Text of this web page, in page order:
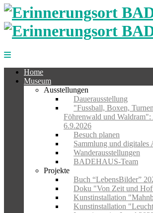
Home
Museum
Ausstellungen
Dauerausstellung
"Fussball, Boxen,
Föhrenwald und Waldram":
6.9.2026
Besuch planen
Sammlung und digitales
Wanderausstellungen
BADEHAUS-Team
Projekte
Buch “LebensBilder”
Doku "Von Zeit und
Kunstinstallation
Kunstinstallation